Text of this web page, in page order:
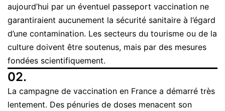
aujourd’hui par un éventuel passeport vaccination ne
garantiraient aucunement la sécurité sanitaire à l’égard
d’une contamination. Les secteurs du tourisme ou de la
culture doivent être soutenus, mais par des mesures
fondées scientifiquement.
02.
La campagne de vaccination en France a démarré très
lentement. Des pénuries de doses menacent son